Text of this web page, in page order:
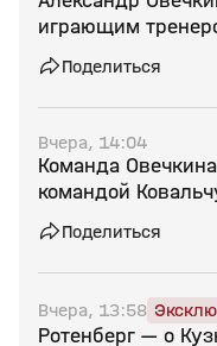
играющим
Поделиться
Вчера, 14:04
Команда
командой
Поделиться
Вчера, 13:58
Ротенберг — о